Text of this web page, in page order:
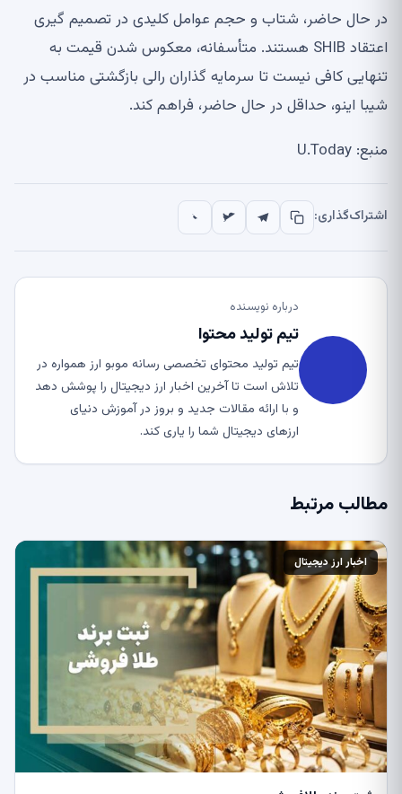
در حال حاضر، شتاب و حجم عوامل کلیدی در تصمیم گیری
اعتقاد SHIB هستند. متأسفانه، معکوس شدن قیمت به
تنهایی کافی نیست تا سرمایه گذاران رالی بازگشتی مناسب در
شیبا اینو، حداقل در حال حاضر، فراهم کند.
منبع: U.Today
اشتراک‌گذاری:
درباره نویسنده
تیم تولید محتوا
تیم تولید محتوای تخصصی رسانه موبو ارز همواره در
تلاش است تا آخرین اخبار ارز دیجیتال را پوشش دهد
و با ارائه مقالات جدید و بروز در آموزش دنیای
ارزهای دیجیتال شما را یاری کند.
مطالب مرتبط
اخبار ارز دیجیتال